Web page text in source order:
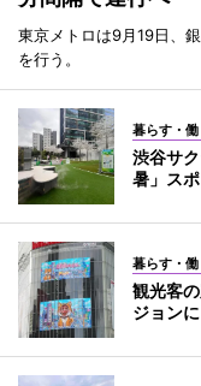
東京メトロは9月19日、
を行う。
暮らす・働
渋谷サ
暑」ス
暮らす・働
観光客
ジョン